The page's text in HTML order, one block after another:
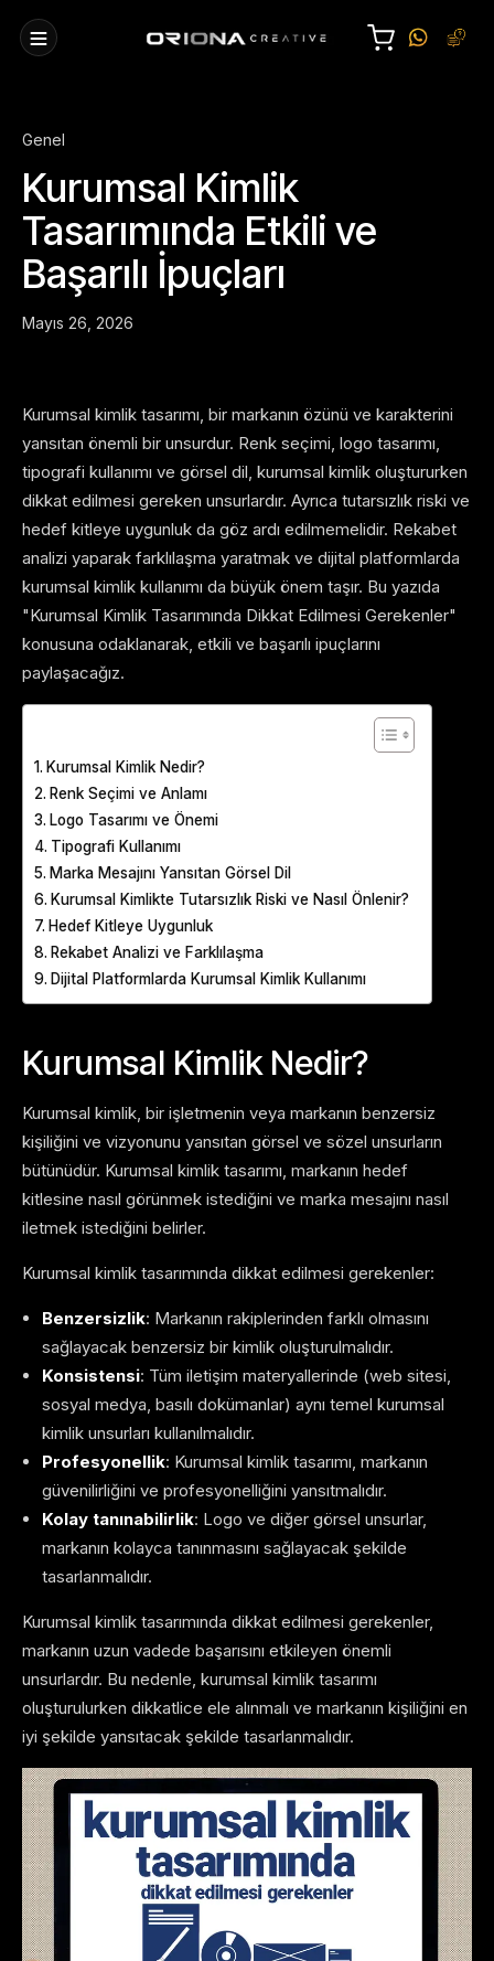
Genel
Kurumsal Kimlik
Tasarımında Etkili ve
Başarılı İpuçları
Mayıs 26, 2026
Kurumsal kimlik tasarımı, bir markanın özünü ve karakterini
yansıtan önemli bir unsurdur. Renk seçimi, logo tasarımı,
tipografi kullanımı ve görsel dil, kurumsal kimlik oluştururken
dikkat edilmesi gereken unsurlardır. Ayrıca tutarsızlık riski ve
hedef kitleye uygunluk da göz ardı edilmemelidir. Rekabet
analizi yaparak farklılaşma yaratmak ve dijital platformlarda
kurumsal kimlik kullanımı da büyük önem taşır. Bu yazıda
"Kurumsal Kimlik Tasarımında Dikkat Edilmesi Gerekenler"
konusuna odaklanarak, etkili ve başarılı ipuçlarını
paylaşacağız.
Kurumsal Kimlik Nedir?
Renk Seçimi ve Anlamı
Logo Tasarımı ve Önemi
Tipografi Kullanımı
Marka Mesajını Yansıtan Görsel Dil
Kurumsal Kimlikte Tutarsızlık Riski ve Nasıl Önlenir?
Hedef Kitleye Uygunluk
Rekabet Analizi ve Farklılaşma
Dijital Platformlarda Kurumsal Kimlik Kullanımı
Kurumsal Kimlik Nedir?
Kurumsal kimlik, bir işletmenin veya markanın benzersiz
kişiliğini ve vizyonunu yansıtan görsel ve sözel unsurların
bütünüdür. Kurumsal kimlik tasarımı, markanın hedef
kitlesine nasıl görünmek istediğini ve marka mesajını nasıl
iletmek istediğini belirler.
Kurumsal kimlik tasarımında dikkat edilmesi gerekenler:
Benzersizlik: Markanın rakiplerinden farklı olmasını
sağlayacak benzersiz bir kimlik oluşturulmalıdır.
Konsistensi: Tüm iletişim materyallerinde (web sitesi,
sosyal medya, basılı dokümanlar) aynı temel kurumsal
kimlik unsurları kullanılmalıdır.
Profesyonellik: Kurumsal kimlik tasarımı, markanın
güvenilirliğini ve profesyonelliğini yansıtmalıdır.
Kolay tanınabilirlik: Logo ve diğer görsel unsurlar,
markanın kolayca tanınmasını sağlayacak şekilde
tasarlanmalıdır.
Kurumsal kimlik tasarımında dikkat edilmesi gerekenler,
markanın uzun vadede başarısını etkileyen önemli
unsurlardır. Bu nedenle, kurumsal kimlik tasarımı
oluşturulurken dikkatlice ele alınmalı ve markanın kişiliğini en
iyi şekilde yansıtacak şekilde tasarlanmalıdır.